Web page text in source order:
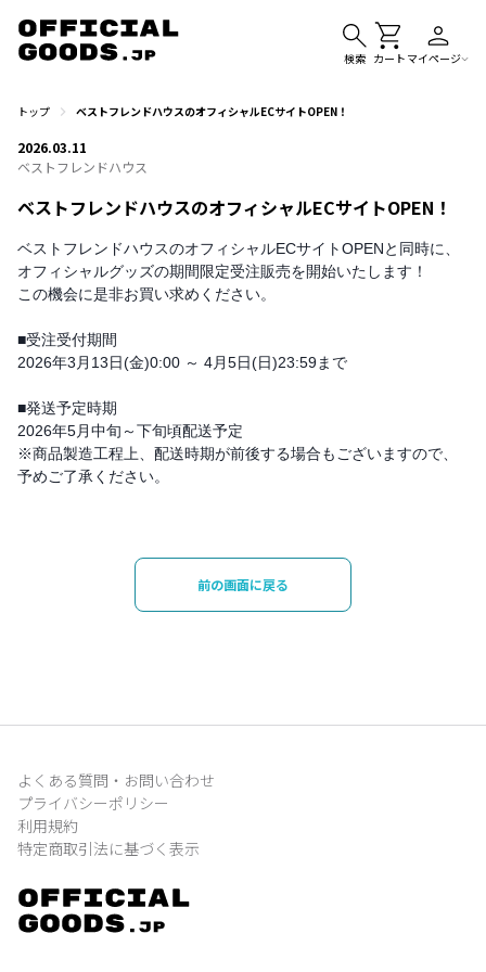
検索 カート マイページ
トップ ベストフレンドハウスのオフィシャルECサイトOPEN！
2026.03.11
ベストフレンドハウス
ベストフレンドハウスのオフィシャルECサイトOPEN！
ベストフレンドハウスのオフィシャルECサイトOPENと同時に、
オフィシャルグッズの期間限定受注販売を開始いたします！
この機会に是非お買い求めください。
■受注受付期間
2026年3月13日(金)0:00 ～ 4月5日(日)23:59まで
■発送予定時期
2026年5月中旬～下旬頃配送予定
※商品製造工程上、配送時期が前後する場合もございますので、
予めご了承ください。
前の画面に戻る
よくある質問・お問い合わせ
プライバシーポリシー
利用規約
特定商取引法に基づく表示